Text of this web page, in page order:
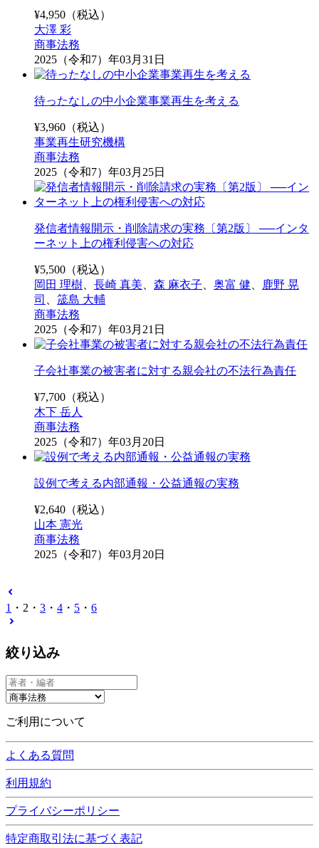
¥4,950 （税込）
大澤 彩
商事法務
2025（令和7）年03月31日
待ったなしの中小企業事業再生を考える
¥3,960 （税込）
事業再生研究機構
商事法務
2025（令和7）年03月25日
発信者情報開示・削除請求の実務〔第2版〕 ──インタ
ーネット上の権利侵害への対応
¥5,500 （税込）
岡田 理樹
長崎 真美 森 麻衣子 奥富 健
鹿野 晃
司
筬島 大輔
商事法務
2025（令和7）年03月21日
子会社事業の被害者に対する親会社の不法行為責任
¥7,700 （税込）
木下 岳人
商事法務
2025（令和7）年03月20日
設例で考える内部通報・公益通報の実務
¥2,640 （税込）
山本 憲光
商事法務
2025（令和7）年03月20日
1 ・ 2 ・ 3 ・ 4 ・ 5 ・ 6
絞り込み
ご利用について
よくある質問
利用規約
プライバシーポリシー
特定商取引法に基づく表記